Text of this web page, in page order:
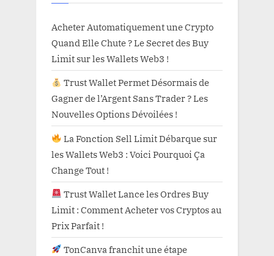
Acheter Automatiquement une Crypto
Quand Elle Chute ? Le Secret des Buy
Limit sur les Wallets Web3 !
Trust Wallet Permet Désormais de
Gagner de l’Argent Sans Trader ? Les
Nouvelles Options Dévoilées !
La Fonction Sell Limit Débarque sur
les Wallets Web3 : Voici Pourquoi Ça
Change Tout !
Trust Wallet Lance les Ordres Buy
Limit : Comment Acheter vos Cryptos au
Prix Parfait !
TonCanva franchit une étape